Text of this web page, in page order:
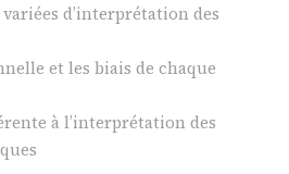
d’interprétation des
et les biais de chaque
à l’interprétation des